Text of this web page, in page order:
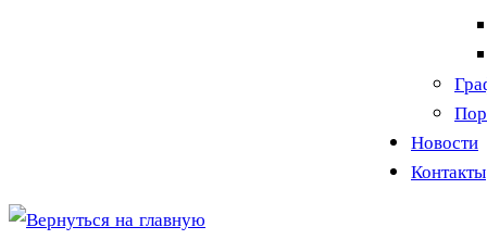
Новости
Контакты